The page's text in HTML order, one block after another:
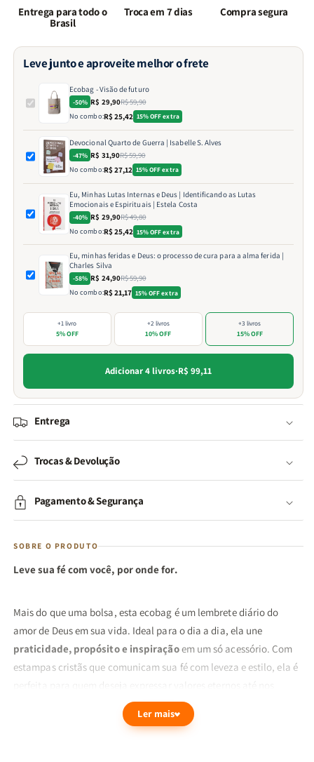
Entrega para todo o
Brasil
Troca em 7 dias Compra segura
Leve junto e aproveite melhor o frete
Ecobag - Visão de futuro
-50% R$ 29,90R$ 59,90
No combo:R$ 25,42 15% OFF extra
Devocional Quarto de Guerra | Isabelle S. Alves
-47% R$ 31,90R$ 59,90
No combo:R$ 27,12 15% OFF extra
Eu, Minhas Lutas Internas e Deus | Identificando as Lutas
Emocionais e Espirituais | Estela Costa
-40% R$ 29,90R$ 49,80
No combo:R$ 25,42 15% OFF extra
Eu, minhas feridas e Deus: o processo de cura para a alma ferida |
Charles Silva
-58% R$ 24,90R$ 59,90
No combo:R$ 21,17 15% OFF extra
+1 livro
5% OFF
+2 livros
10% OFF
+3 livros
15% OFF
Adicionar 4 livros·R$ 99,11
Entrega
Trocas & Devolução
Pagamento & Segurança
SOBRE O PRODUTO
Leve sua fé com você, por onde for.
Mais do que uma bolsa, esta ecobag é um lembrete diário do
amor de Deus em sua vida. Ideal para o dia a dia, ela une
praticidade, propósito e inspiraçãoem um só acessório. Com
estampas cristãs que comunicam sua fé com leveza e estilo, ela é
perfeita para quem deseja expressar valores eternos até nos
pequenos detalhes da rotina.
Ler mais